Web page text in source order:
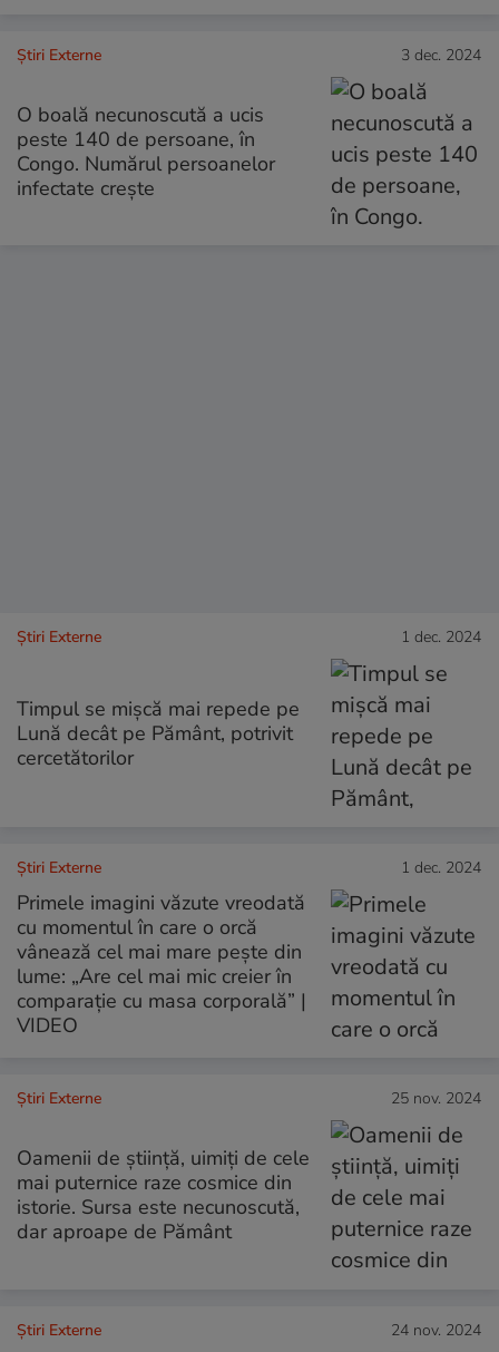
Știri Externe 3 dec. 2024
O boală necunoscută a ucis
peste 140 de persoane, în
Congo. Numărul persoanelor
infectate crește
Știri Externe 1 dec. 2024
Timpul se mișcă mai repede pe
Lună decât pe Pământ, potrivit
cercetătorilor
Știri Externe 1 dec. 2024
Primele imagini văzute vreodată
cu momentul în care o orcă
vânează cel mai mare pește din
lume: „Are cel mai mic creier în
comparație cu masa corporală” |
VIDEO
Știri Externe 25 nov. 2024
Oamenii de știință, uimiți de cele
mai puternice raze cosmice din
istorie. Sursa este necunoscută,
dar aproape de Pământ
Știri Externe 24 nov. 2024